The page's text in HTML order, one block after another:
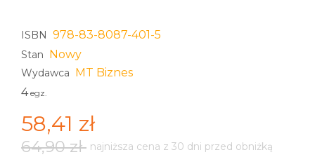
ISBN 978-83-8087-401-5
Stan Nowy
Wydawca MT Biznes
4 egz.
58,41 zł
64,90 zł najniższa cena z 30 dni przed obniżką